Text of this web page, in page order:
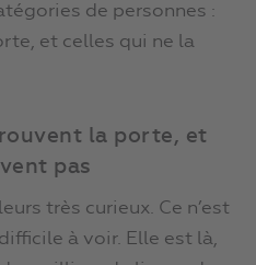
de personnes :
et celles qui ne la
la porte, et
pas
très curieux. Ce n’est
à voir. Elle est là,